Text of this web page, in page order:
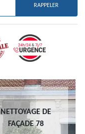
NETTOYAGE DE
FAÇADE 78